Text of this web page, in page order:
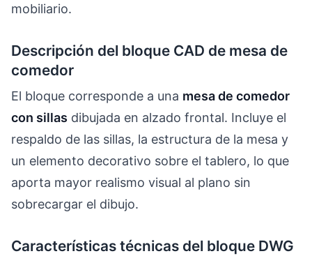
mobiliario.
Descripción del bloque CAD de mesa de
comedor
El bloque corresponde a una mesa de comedor
con sillas dibujada en alzado frontal. Incluye el
respaldo de las sillas, la estructura de la mesa y
un elemento decorativo sobre el tablero, lo que
aporta mayor realismo visual al plano sin
sobrecargar el dibujo.
Características técnicas del bloque DWG